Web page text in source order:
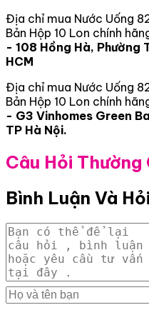
Địa chỉ mua Nước Uống
Bản Hộp 10 Lon chính
- 108 Hồng Hà, Phường
HCM
Địa chỉ mua Nước Uống
Bản Hộp 10 Lon chính
- G3 Vinhomes Green
TP Hà Nội.
Câu Hỏi Thường
Bình Luận Và